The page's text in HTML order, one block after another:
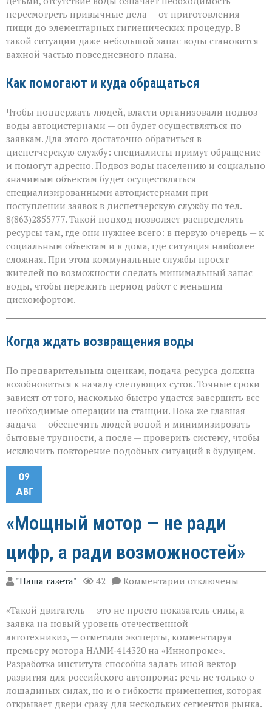
пересмотреть привычные дела — от приготовления
пищи до элементарных гигиенических процедур. В
такой ситуации даже небольшой запас воды становится
важной частью повседневного плана.
Как помогают и куда обращаться
Чтобы поддержать людей, власти организовали подвоз
воды автоцистернами — он будет осуществляться по
заявкам. Для этого достаточно обратиться в
диспетчерскую службу: специалисты примут обращение
и помогут адресно. Подвоз воды населению и социально
значимым объектам будет осуществляться
специализированными автоцистернами при
поступлении заявок в диспетчерскую службу по тел.
8(863)2855777. Такой подход позволяет распределять
ресурсы там, где они нужнее всего: в первую очередь — к
социальным объектам и в дома, где ситуация наиболее
сложная. При этом коммунальные службы просят
жителей по возможности сделать минимальный запас
воды, чтобы пережить период работ с меньшим
дискомфортом.
Когда ждать возвращения воды
По предварительным оценкам, подача ресурса должна
возобновиться к началу следующих суток. Точные сроки
зависят от того, насколько быстро удастся завершить все
необходимые операции на станции. Пока же главная
задача — обеспечить людей водой и минимизировать
бытовые трудности, а после — проверить систему, чтобы
исключить повторение подобных ситуаций в будущем.
09
АВГ
«Мощный мотор — не ради
цифр, а ради возможностей»
"Наша газета" 42 Комментарии к
записи
мотор — не
ради
а
ради
возможностей»
отключены
«Такой двигатель — это не просто показатель силы, а
заявка на новый уровень отечественной
автотехники», — отметили эксперты, комментируя
премьеру мотора НАМИ‑414320 на «Иннопроме».
Разработка института способна задать иной вектор
развития для российского автопрома: речь не только о
лошадиных силах, но и о гибкости применения, которая
открывает двери сразу для нескольких сегментов рынка.